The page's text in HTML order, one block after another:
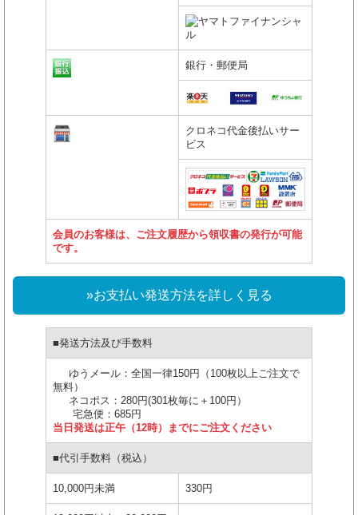
銀行・郵便局
クロネコ代金後払いサー
ビス
会員のお客様は、ご注文履歴から領収書の発行が可能
です。
»お支払い発送方法を詳しく見る
■発送方法及び手数料
ゆうメール：全国一律150円（100枚以上ご注文で
無料）
ネコポス：280円(301枚毎に＋100円）
宅急便：685円
当日発送は正午（12時）までにご注文ください
■代引手数料（税込）
10,000円未満 330円